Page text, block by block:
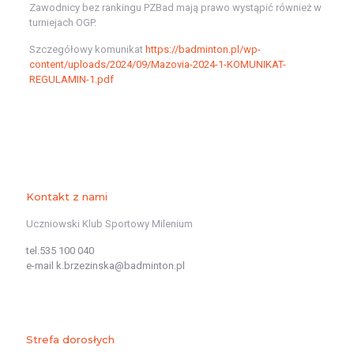
Zawodnicy bez rankingu PZBad mają prawo wystąpić również w
turniejach OGP.
Szczegółowy komunikat https://badminton.pl/wp-
content/uploads/2024/09/Mazovia-2024-1-KOMUNIKAT-
REGULAMIN-1.pdf
Kontakt z nami
Uczniowski Klub Sportowy Milenium
tel.535 100 040
e-mail k.brzezinska@badminton.pl
Strefa dorosłych